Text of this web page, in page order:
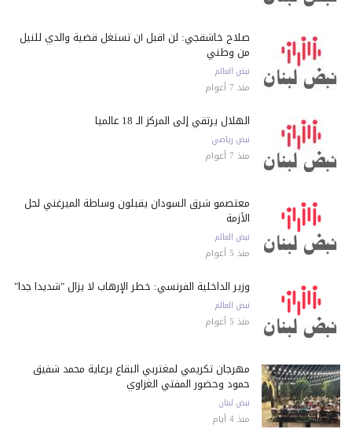
صلاح خاشقجي: لن أقبل أن تستغل قضية والدي للنيل
من وطني
نبض العالم
منذ 7 أعوام
الهلال يرتقي إلى المركز الـ 18 عالمياً
نبض رياضي
منذ 7 أعوام
معتصمو شرق السودان يقبلون وساطة الميرغني لحل
الأزمة
نبض العالم
منذ 5 أعوام
وزير الداخلية الفرنسي: خطر الإرهاب لا يزال "شديداً جداً"
نبض العالم
منذ 5 أعوام
مهرجان تكريمي لمغتربي البقاع برعاية محمد شفيق
حمود وحضور المفتي الغزاوي
نبض لبنان
منذ 4 أيام